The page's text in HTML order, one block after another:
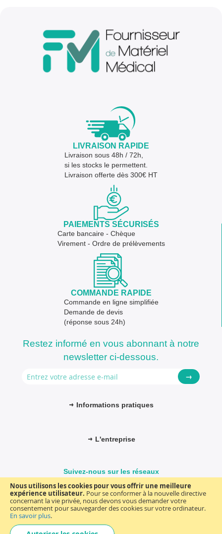
Nous utilisons les cookies pour vous offrir une meilleure
expérience utilisateur. Pour se conformer à la nouvelle directive
concernant la vie privée, nous devons vous demander votre
consentement pour sauvegarder des cookies sur votre ordinateur.
En savoir plus.
LIVRAISON RAPIDE
Livraison sous 48h / 72h,
si les stocks le permettent.
Livraison offerte dès 300€ HT
PAIEMENTS SÉCURISÉS
Carte bancaire - Chèque
Virement - Ordre de prélèvements
COMMANDE RAPIDE
Commande en ligne simplifiée
Demande de devis
(réponse sous 24h)
Restez informé en vous abonnant à notre
newsletter ci-dessous.
→
Informations pratiques
L'entreprise
Suivez-nous sur les réseaux
© FM-médical. Tous droits réservés 2025Termes et Conditions
Choisir
general